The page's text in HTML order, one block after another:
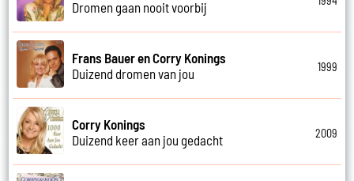
Dromen gaan nooit voorbij
Frans Bauer en Corry Konings
Duizend dromen van jou
1999
Corry Konings
Duizend keer aan jou gedacht
2009